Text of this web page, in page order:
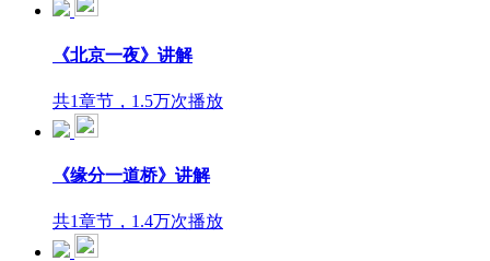
《北京一夜》讲解
共1章节，1.5万次播放
《缘分一道桥》讲解
共1章节，1.4万次播放